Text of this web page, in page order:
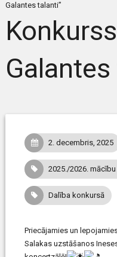
Galantes talanti”
2. decembris, 2025
2025./2026.
Dalība konkursā
Priecājamies un
Salakas uzstāšanos